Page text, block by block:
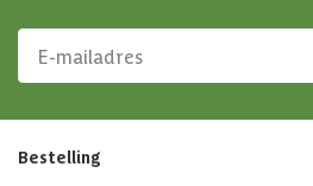
Bestelling